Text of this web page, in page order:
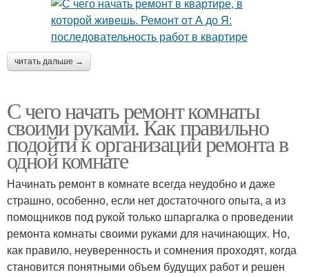
читать дальше →
С чего начать ремонт комнаты
своими руками. Как правильно
подойти к организации ремонта в
одной комнате
Начинать ремонт в комнате всегда неудобно и даже
страшно, особенно, если нет достаточного опыта, а из
помощников под рукой только шпаргалка о проведении
ремонта комнаты своими руками для начинающих. Но,
как правило, неуверенность и сомнения проходят, когда
становится понятными объем будущих работ и решен